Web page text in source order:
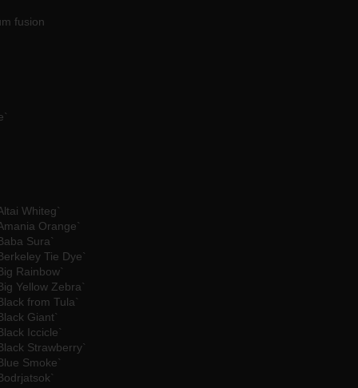
fusion
Whiteg`
Orange`
Sura`
Tie Dye`
Rainbow`
Yellow Zebra`
from Tula`
Giant`
Iccicle`
Strawberry`
Smoke`